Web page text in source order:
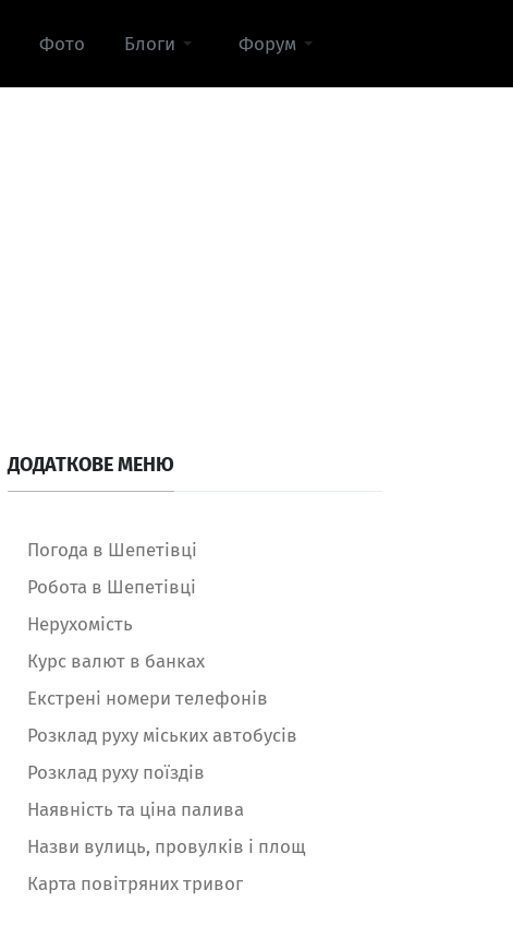
Фото Блоги Форум
ДОДАТКОВЕ МЕНЮ
Погода в Шепетівці
Робота в Шепетівці
Нерухомість
Курс валют в банках
Екстрені номери телефонів
Розклад руху міських автобусів
Розклад руху поїздів
Наявність та ціна палива
Назви вулиць, провулків і площ
Карта повітряних тривог